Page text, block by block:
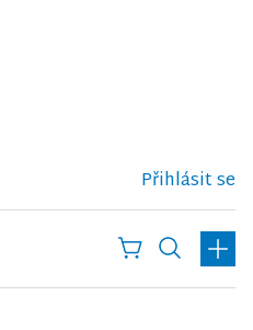
Přihlásit se